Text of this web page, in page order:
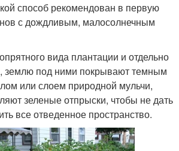
способ рекомендован в первую
с дождливым, малосолнечным
вида плантации и отдельно
землю под ними покрывают темным
или слоем природной мульчи,
зеленые отпрыски, чтобы не дать
все отведенное пространство.